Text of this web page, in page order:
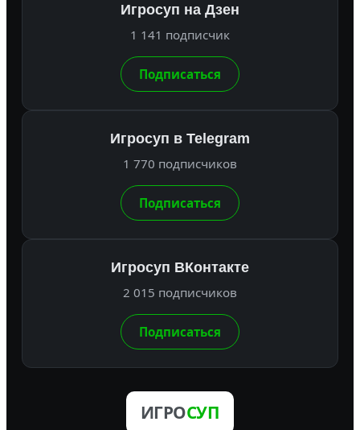
Игросуп на Дзен
1 141 подписчик
Подписаться
Игросуп в Telegram
1 770 подписчиков
Подписаться
Игросуп ВКонтакте
2 015 подписчиков
Подписаться
ИГРОСУП